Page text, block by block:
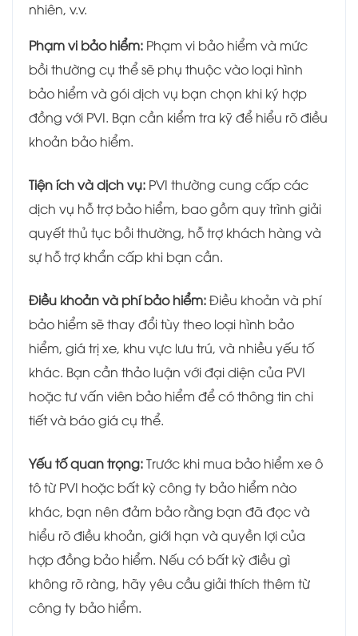
nhiên, v.v.
Phạm vi bảo hiểm: Phạm vi bảo hiểm và mức
bồi thường cụ thể sẽ phụ thuộc vào loại hình
bảo hiểm và gói dịch vụ bạn chọn khi ký hợp
đồng với PVI. Bạn cần kiểm tra kỹ để hiểu rõ điều
khoản bảo hiểm.
Tiện ích và dịch vụ: PVI thường cung cấp các
dịch vụ hỗ trợ bảo hiểm, bao gồm quy trình giải
quyết thủ tục bồi thường, hỗ trợ khách hàng và
sự hỗ trợ khẩn cấp khi bạn cần.
Điều khoản và phí bảo hiểm:Điều khoản và phí
bảo hiểm sẽ thay đổi tùy theo loại hình bảo
hiểm, giá trị xe, khu vực lưu trú, và nhiều yếu tố
khác. Bạn cần thảo luận với đại diện của PVI
hoặc tư vấn viên bảo hiểm để có thông tin chi
tiết và báo giá cụ thể.
Yếu tố quan trọng:Trước khi mua bảo hiểm xe ô
tô từ PVI hoặc bất kỳ công ty bảo hiểm nào
khác, bạn nên đảm bảo rằng bạn đã đọc và
hiểu rõ điều khoản, giới hạn và quyền lợi của
hợp đồng bảo hiểm. Nếu có bất kỳ điều gì
không rõ ràng, hãy yêu cầu giải thích thêm từ
công ty bảo hiểm.